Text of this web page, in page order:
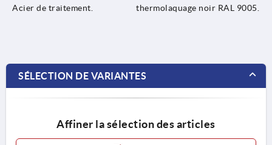
Acier de traitement. thermolaquage noir RAL 9005.
SÉLECTION DE VARIANTES
Affiner la sélection des articles